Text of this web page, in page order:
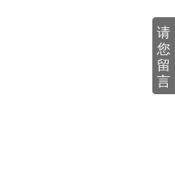
请
您
留
言